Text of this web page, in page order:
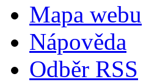
Mapa webu
Nápověda
Odběr RSS